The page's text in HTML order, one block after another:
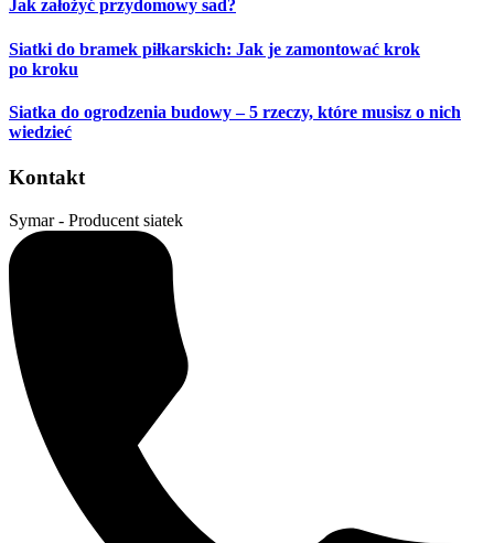
Jak założyć przydomowy sad?
Siatki do bramek piłkarskich: Jak je zamontować krok
po kroku
Siatka do ogrodzenia budowy – 5 rzeczy, które musisz o nich
wiedzieć
Kontakt
Symar - Producent siatek